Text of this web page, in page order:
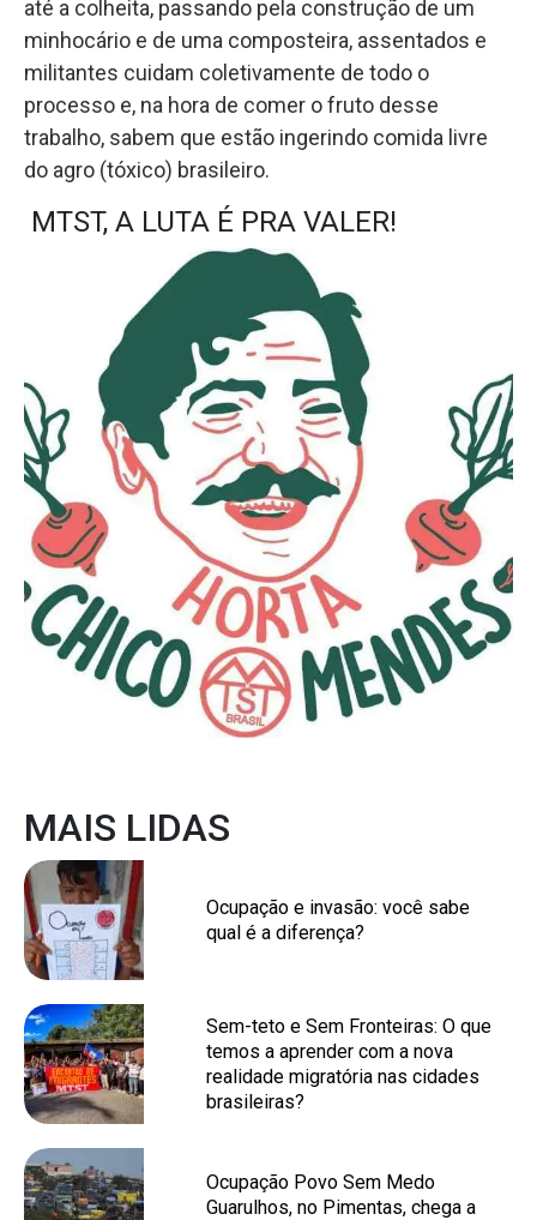
até a colheita, passando pela construção de um
minhocário e de uma composteira, assentados e
militantes cuidam coletivamente de todo o
processo e, na hora de comer o fruto desse
trabalho, sabem que estão ingerindo comida livre
do agro (tóxico) brasileiro.
MTST, A LUTA É PRA VALER!
MAIS LIDAS
Ocupação e invasão: você sabe
qual é a diferença?
Sem-teto e Sem Fronteiras: O que
temos a aprender com a nova
realidade migratória nas cidades
brasileiras?
Ocupação Povo Sem Medo
Guarulhos, no Pimentas, chega a